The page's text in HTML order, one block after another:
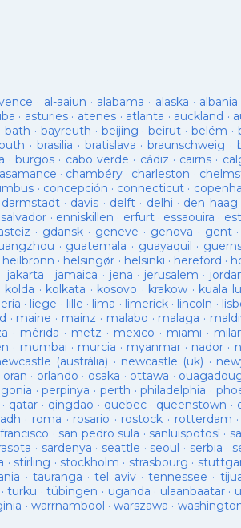
· al-aaiun · alabama · alaska · albania
· asturies· atenes · atlanta · auckland ·
·bath · bayreuth · beijing ·beirut · belém ·
· brasilia · bratislava ·braunschweig ·
·burgos · cabo verde · cádiz · cairns ·
· chambéry · charleston ·
· concepción · connecticut ·
darmstadt· davis · delft· delhi · den haag
· enniskillen · erfurt· essaouira ·
· gdansk · geneve · genova · gent·
· guatemala · guayaquil ·
heilbronn · helsingør · helsinki · hereford ·
· jakarta · jamaica · jena · jerusalem ·
kolda · kolkata · kosovo · krakow · kuala
· liege · lille · lima · limerick· lincoln ·
· maine · mainz · malabo · malaga ·
· mérida · metz · mexico · miami ·
· mumbai · murcia · myanmar · nador ·
(austràlia) · newcastle (uk) ·
oran · orlando · osaka · ottawa ·
·perpinya · perth ·philadelphia ·
· qatar · qingdao · quebec· queenstown ·
· roma · rosario · rostock · rotterdam ·
· san pedro sula · sanluispotosí·
· sardenya · seattle · seoul · serbia ·
· stirling · stockholm · strasbourg ·
· tauranga ·tel aviv·tennessee ·
·turku ·tübingen · uganda · ulaanbaatar·
· warrnambool ·warszawa ·